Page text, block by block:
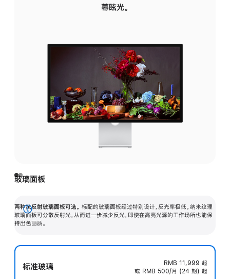
幕眩光。
玻璃面板
两种抗反射玻璃面板可选。 标配的玻璃面板经过特别设计，反光率极低。纳米纹理
玻璃面板可分散反射光，从而进一步减少反光，即使在高亮光源的工作场所也能保
持出色画质。
展
开
标准玻璃 RMB 11,999 起
或 RMB 500/月 (24 期) 起